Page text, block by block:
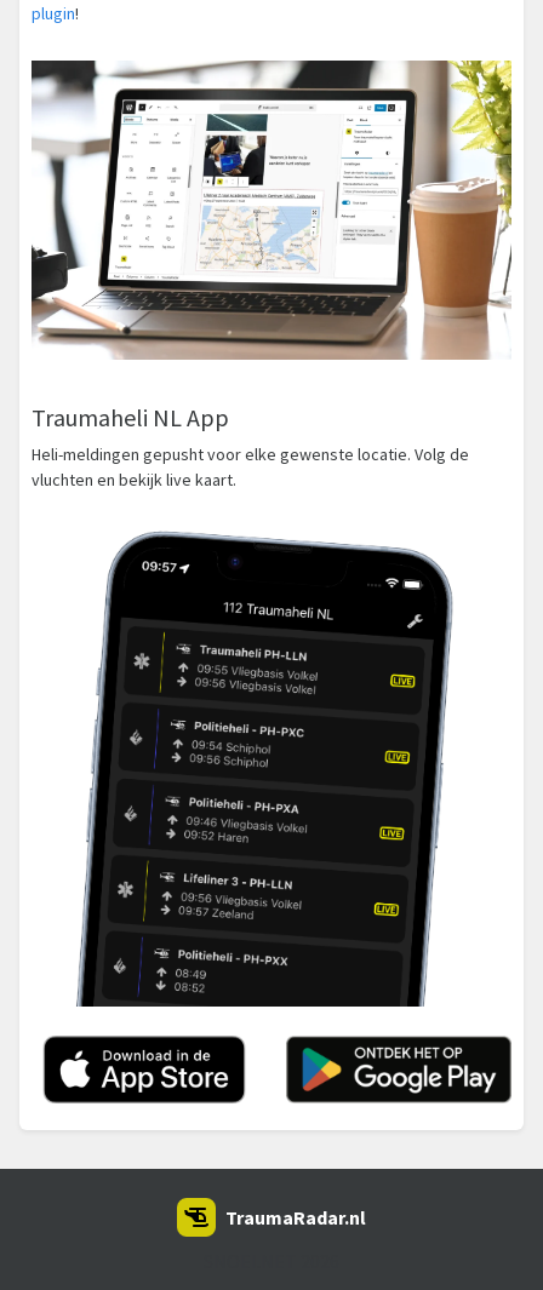
plugin!
Traumaheli NL App
Heli-meldingen gepusht voor elke gewenste locatie. Volg de
vluchten en bekijk live kaart.
TraumaRadar.nl